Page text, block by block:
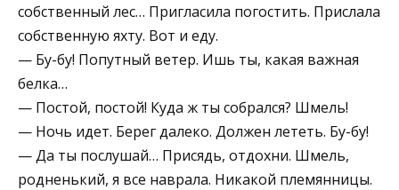
собственный лес… Пригласила погостить. Прислала
собственную яхту. Вот и еду.
— Бу-бу! Попутный ветер. Ишь ты, какая важная
белка…
— Постой, постой! Куда ж ты собрался? Шмель!
— Ночь идет. Берег далеко. Должен лететь. Бу-бу!
— Да ты послушай… Присядь, отдохни. Шмель,
родненький, я все наврала. Никакой племянницы.